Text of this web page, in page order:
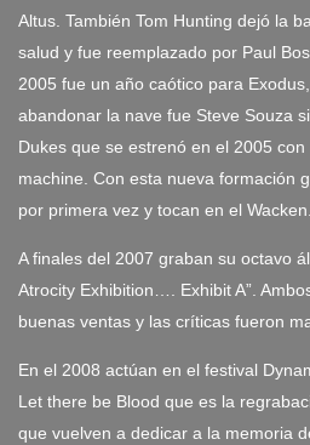
Altus. También Tom Hunting dejó la
salud y fue reemplazado por Paul
2005 fue un año caótico para
abandonar la nave fue Steve Souza
Dukes que se estrenó en el 2005 con
machine. Con esta nueva formación
por primera vez y tocan en el Wacken.
A finales del 2007 graban su octavo
Atrocity Exhibition…. Exhibit A”.
buenas ventas y las críticas fueron
En el 2008 actúan en el festival
Let there be Blood que es la
que vuelven a dedicar a la memoria